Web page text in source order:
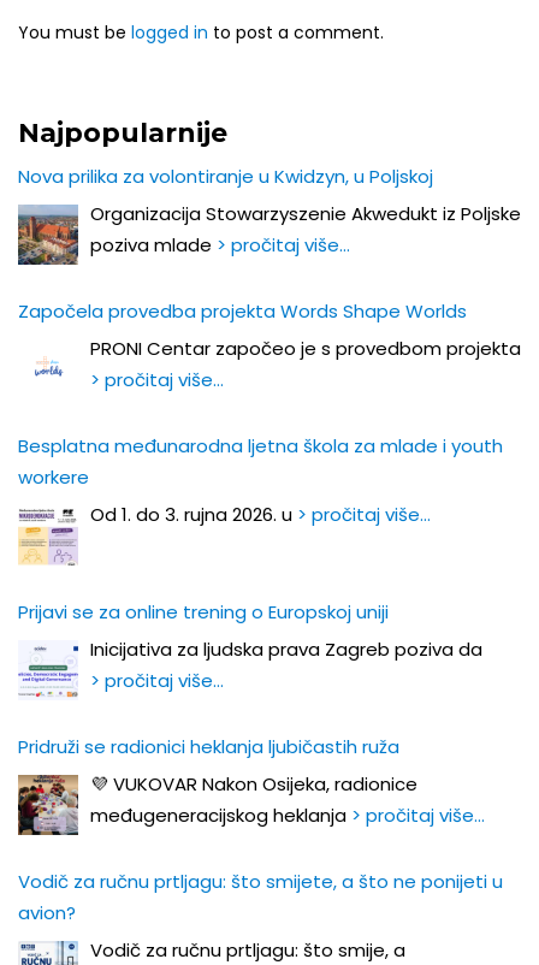
You must be logged in to post a comment.
Najpopularnije
Nova prilika za volontiranje u Kwidzyn, u Poljskoj
Organizacija Stowarzyszenie Akwedukt iz Poljske
poziva mlade > pročitaj više…
Započela provedba projekta Words Shape Worlds
PRONI Centar započeo je s provedbom projekta
> pročitaj više…
Besplatna međunarodna ljetna škola za mlade i youth
workere
Od 1. do 3. rujna 2026. u > pročitaj više…
Prijavi se za online trening o Europskoj uniji
Inicijativa za ljudska prava Zagreb poziva da
> pročitaj više…
Pridruži se radionici heklanja ljubičastih ruža
💜 VUKOVAR Nakon Osijeka, radionice
međugeneracijskog heklanja > pročitaj više…
Vodič za ručnu prtljagu: što smijete, a što ne ponijeti u
avion?
Vodič za ručnu prtljagu: što smije, a